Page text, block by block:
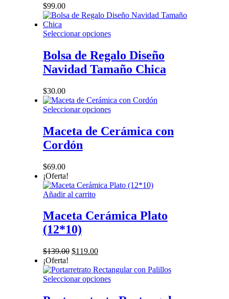
se
pueden
elegir
en
página
de
producto
$99.00
Seleccionar opcionesEste
tiene
múltiples
variantes.
se
pueden
elegir
la
Bolsa de Regalo Diseño
Navidad Tamaño Chica
$30.00
Seleccionar opcionesEste
tiene
múltiples
pueden
elegir
la
página
Maceta de Cerámica con
Cordón
$69.00
¡Oferta!
Añadir al carrito
Maceta Cerámica Plato
(12*10)
$139.00 El
original
era:
$119.00El
actual
es:
¡Oferta!
Seleccionar opcionesEste
tiene